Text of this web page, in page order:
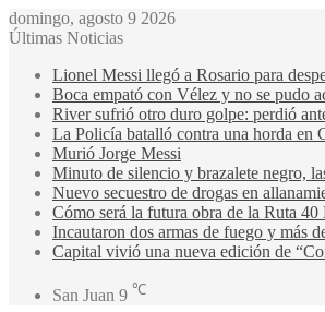
domingo, agosto 9 2026
Últimas Noticias
Lionel Messi llegó a Rosario para
Boca empató con Vélez y no se pudo
River sufrió otro duro golpe: perdió
La Policía batalló contra una horda en
Murió Jorge Messi
Minuto de silencio y brazalete negro,
Nuevo secuestro de drogas en
Cómo será la futura obra de la Ruta 40
Incautaron dos armas de fuego y más
Capital vivió una nueva edición de
San Juan 9 ℃